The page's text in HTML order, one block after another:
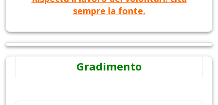
sempre la fonte.
Gradimento